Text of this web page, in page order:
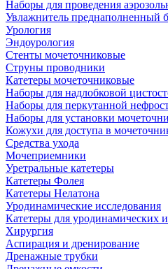
Наборы для проведения
Увлажнитель преднаполненный
Урология
Эндоурология
Стенты мочеточниковые
Струны проводники
Катетеры мочеточниковые
Наборы для надлобковой
Наборы для перкутанной
Наборы для установки
Кожухи для доступа в
Средства ухода
Мочеприемники
Уретральные катетеры
Катетеры Фолея
Катетеры Нелатона
Уродинамические исследования
Катетеры для уродинамических
Хирургия
Аспирация и дренирование
Дренажные трубки